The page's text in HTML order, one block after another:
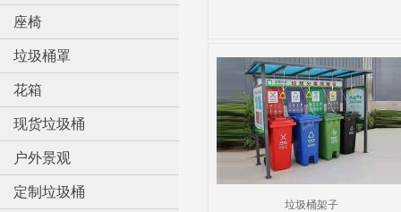
座椅
垃圾桶罩
花箱
现货垃圾桶
户外景观
定制垃圾桶
垃圾桶架子